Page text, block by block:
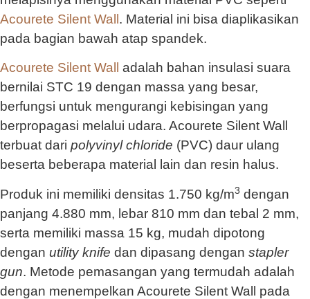
Acourete Silent Wall . Material ini bisa diaplikasikan
pada bagian bawah atap spandek.
Acourete Silent Wall
adalah bahan insulasi suara
bernilai STC 19 dengan massa yang besar,
berfungsi untuk mengurangi kebisingan yang
berpropagasi melalui udara. Acourete Silent Wall
terbuat dari polyvinyl chloride (PVC) daur ulang
beserta beberapa material lain dan resin halus.
Produk ini memiliki densitas 1.750 kg/m3 dengan
panjang 4.880 mm, lebar 810 mm dan tebal 2 mm,
serta memiliki massa 15 kg, mudah dipotong
dengan utility knife dan dipasang dengan stapler
gun. Metode pemasangan yang termudah adalah
dengan menempelkan Acourete Silent Wall pada